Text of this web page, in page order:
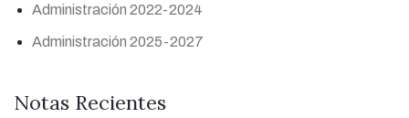
Administración 2022-2024
Administración 2025-2027
Notas Recientes